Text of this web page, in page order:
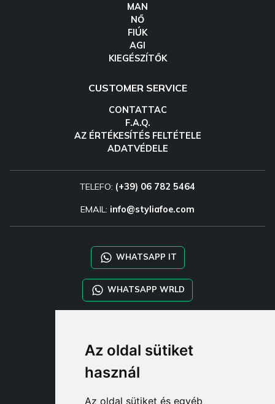
Az oldal sütiket
használ
Az oldal sütiket és egyéb
MAN
NŐ
FIÚK
AGI
KIEGÉSZÍTŐK
CUSTOMER SERVICE
CONTATTAC
F.A.Q.
AZ ÉRTÉKESÍTÉS FELTÉTELE
ADATVÉDELE
TELEFO: (+39) 06 782 5464
EMAIL: info@styliafoe.com
WHATSAPP IT
WHATSAPP WRLD
SHOP B2B
TAYLOR MADE ORDERS
DROPSHIPPING